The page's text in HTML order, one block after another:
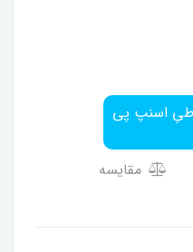
اسنپ پی
مقایسه